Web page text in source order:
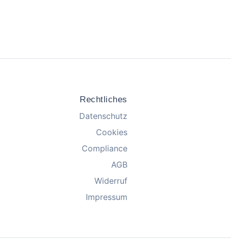
Rechtliches
Datenschutz
Cookies
Compliance
AGB
Widerruf
Impressum